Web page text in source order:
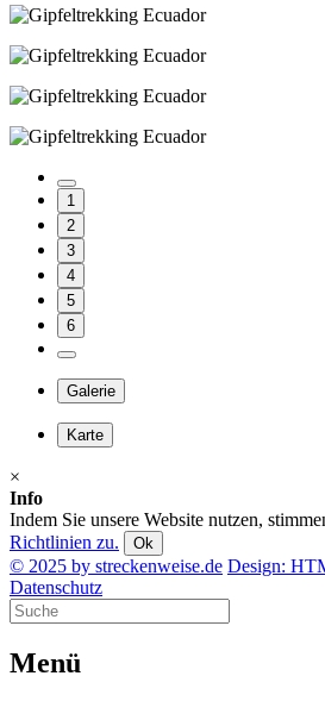
1
2
3
4
5
6
Galerie
Karte
×
Info
Indem Sie unsere Website nutzen,
Richtlinien zu.
Ok
© 2025 by streckenweise.de Design:
Datenschutz
Menü